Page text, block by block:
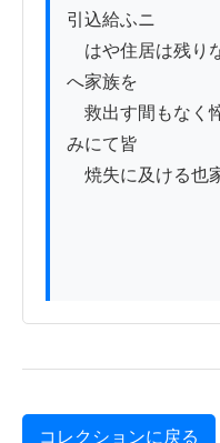
引込給ふニ
はや住居は残り
へ家族を
救出す間もなく
みにて皆
焼失に及ける也
コレクションに戻る